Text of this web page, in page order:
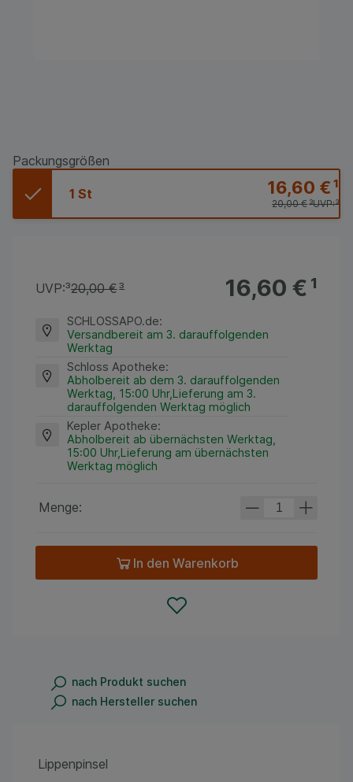
Packungsgrößen
1 St 16,60 €¹
UVP:³
20,00 €³
16,60 €¹
UVP:³20,00 €³
SCHLOSSAPO.de:
Versandbereit am 3. darauffolgenden
Werktag
Schloss Apotheke:
Abholbereit ab dem 3. darauffolgenden
Werktag, 15:00 Uhr,Lieferung am 3.
darauffolgenden Werktag möglich
Kepler Apotheke:
Abholbereit ab übernächsten Werktag,
15:00 Uhr,Lieferung am übernächsten
Werktag möglich
Menge:
In den Warenkorb
nach Produkt suchen
nach Hersteller suchen
Lippenpinsel